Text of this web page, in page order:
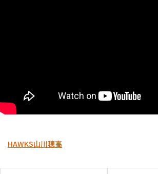
HAWKS山川穂高